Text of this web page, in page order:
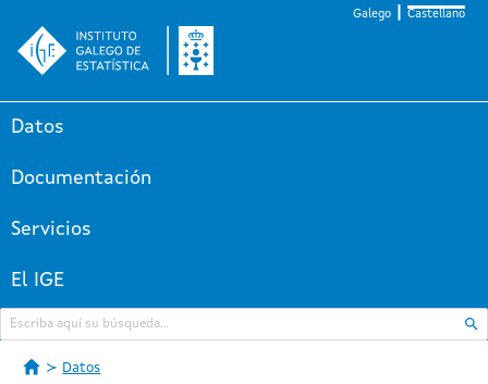
Galego Castellano
Datos
Documentación
Servicios
El IGE
Datos